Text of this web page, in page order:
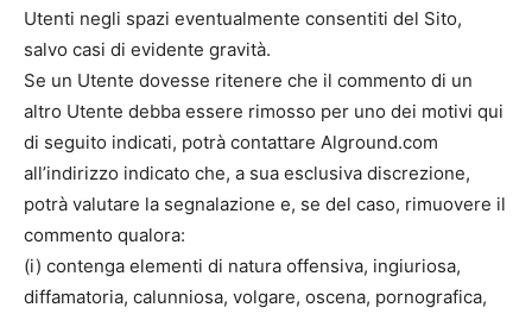
Utenti negli spazi eventualmente consentiti del Sito,
salvo casi di evidente gravità.
Se un Utente dovesse ritenere che il commento di un
altro Utente debba essere rimosso per uno dei motivi qui
di seguito indicati, potrà contattare Alground.com
all’indirizzo indicato che, a sua esclusiva discrezione,
potrà valutare la segnalazione e, se del caso, rimuovere il
commento qualora:
(i) contenga elementi di natura offensiva, ingiuriosa,
diffamatoria, calunniosa, volgare, oscena, pornografica,